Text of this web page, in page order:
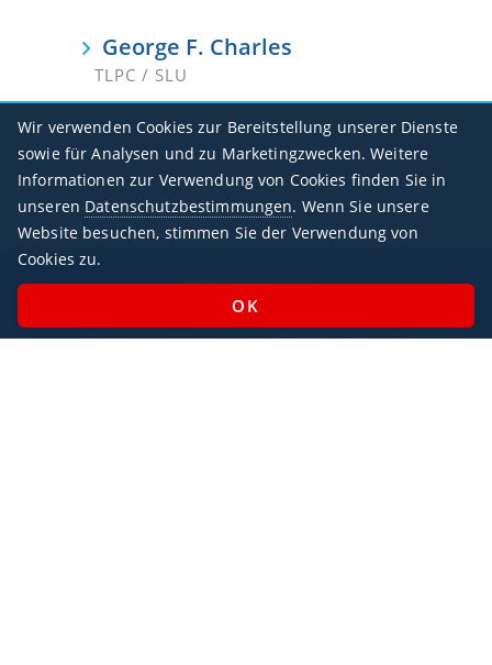
George F. Charles
TLPC / SLU
Hewanorra Intl
TLPL / UVF
Geschäftszeiten
Montag - Sonntag / 07:00 - 23:00 Uhr
Wir verwenden Cookies zur Bereitstellung unserer Dienste
sowie für Analysen und zu Marketingzwecken. Weitere
Informationen zur Verwendung von Cookies finden Sie in
unseren Datenschutzbestimmungen. Wenn Sie unsere
Website besuchen, stimmen Sie der Verwendung von
Cookies zu.